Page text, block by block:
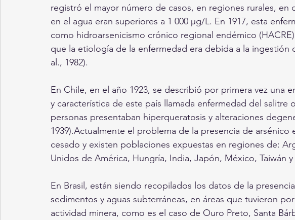
registró el mayor número de casos, en regiones rurales, en
en el agua eran superiores a 1 000 µg/L. En 1917, esta
como hidroarsenicismo crónico regional endémico
que la etiología de la enfermedad era debida a la ingestión
al., 1982).
En Chile, en el año 1923, se describió por primera vez una
y característica de este país llamada enfermedad del salitre
personas presentaban hiperqueratosis y alteraciones
1939).Actualmente el problema de la presencia de
cesado y existen poblaciones expuestas en regiones de:
Unidos de América, Hungría, India, Japón, México, Taiwán y
En Brasil, están siendo recopilados los datos de la
sedimentos y aguas subterráneas, en áreas que tuvieron
actividad minera, como es el caso de Ouro Preto, Santa